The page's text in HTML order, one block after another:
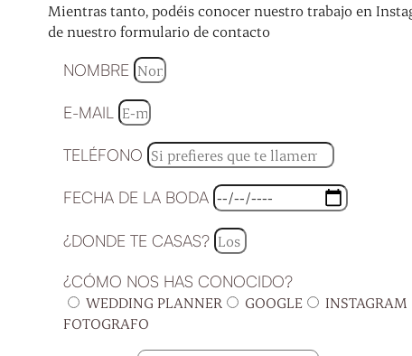
Mientras tanto, podéis conocer nuestro trabajo en
de nuestro formulario de contacto
NOMBRE
E-MAIL
TELÉFONO
FECHA DE LA BODA
¿DONDE TE CASAS?
¿CÓMO NOS HAS CONOCIDO?
WEDDING PLANNER GOOGLE INSTAGRAM
FOTOGRAFO